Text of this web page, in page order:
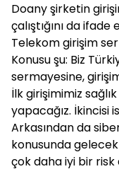
Doany şirketin
çalıştığını da
Telekom girişim
Konusu şu: Biz
sermayesine,
İlk girişimimiz
yapacağız. İkincisi
Arkasından da
konusunda gelecek
çok daha iyi bir